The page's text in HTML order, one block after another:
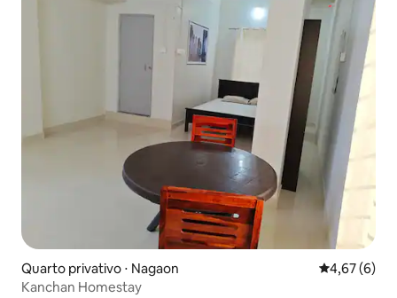
Quarto privativo ⋅ Nagaon 4,67 de uma
4,67 (6)
Kanchan Homestay